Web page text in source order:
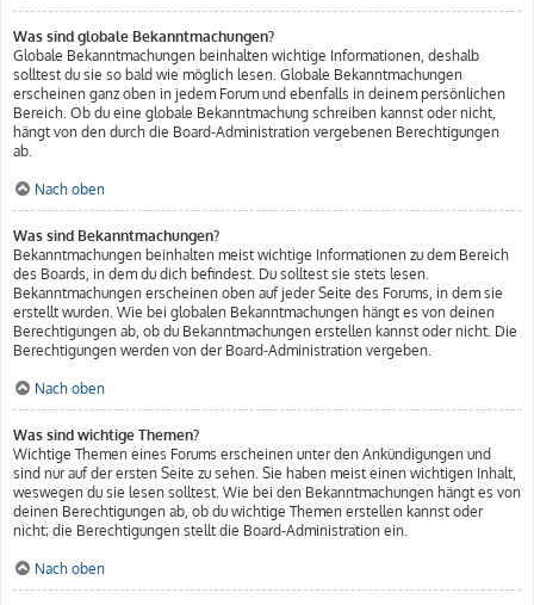
Was sind globale Bekanntmachungen?
Globale Bekanntmachungen beinhalten wichtige Informationen, deshalb
solltest du sie so bald wie möglich lesen. Globale Bekanntmachungen
erscheinen ganz oben in jedem Forum und ebenfalls in deinem persönlichen
Bereich. Ob du eine globale Bekanntmachung schreiben kannst oder nicht,
hängt von den durch die Board-Administration vergebenen Berechtigungen
ab.
Nach oben
Was sind Bekanntmachungen?
Bekanntmachungen beinhalten meist wichtige Informationen zu dem Bereich
des Boards, in dem du dich befindest. Du solltest sie stets lesen.
Bekanntmachungen erscheinen oben auf jeder Seite des Forums, in dem sie
erstellt wurden. Wie bei globalen Bekanntmachungen hängt es von deinen
Berechtigungen ab, ob du Bekanntmachungen erstellen kannst oder nicht. Die
Berechtigungen werden von der Board-Administration vergeben.
Nach oben
Was sind wichtige Themen?
Wichtige Themen eines Forums erscheinen unter den Ankündigungen und
sind nur auf der ersten Seite zu sehen. Sie haben meist einen wichtigen Inhalt,
weswegen du sie lesen solltest. Wie bei den Bekanntmachungen hängt es von
deinen Berechtigungen ab, ob du wichtige Themen erstellen kannst oder
nicht; die Berechtigungen stellt die Board-Administration ein.
Nach oben